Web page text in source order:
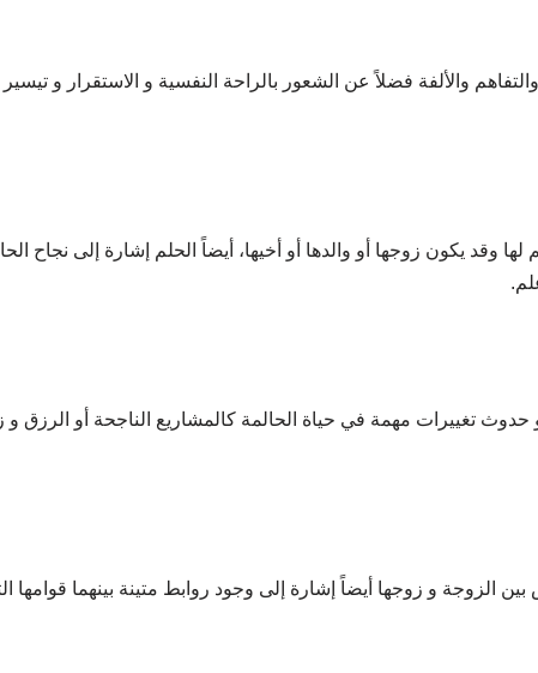
والألفة فضلاً عن الشعور بالراحة النفسية و الاستقرار و
لها وقد يكون زوجها أو والدها أو أخيها، أيضاً الحلم إشارة إلى نجاح
تغييرات مهمة في حياة الحالمة كالمشاريع الناجحة أو الرزق و
و زوجها أيضاً إشارة إلى وجود روابط متينة بينهما قوامها